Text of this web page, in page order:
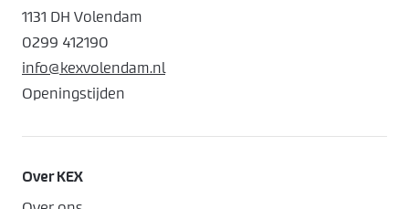
Over KEX
1131 DH Volendam
0299 412190
info@kexvolendam.nl
Openingstijden